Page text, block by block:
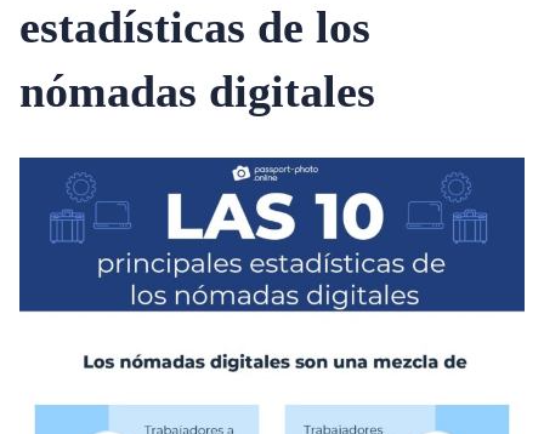
estadísticas de los
nómadas digitales